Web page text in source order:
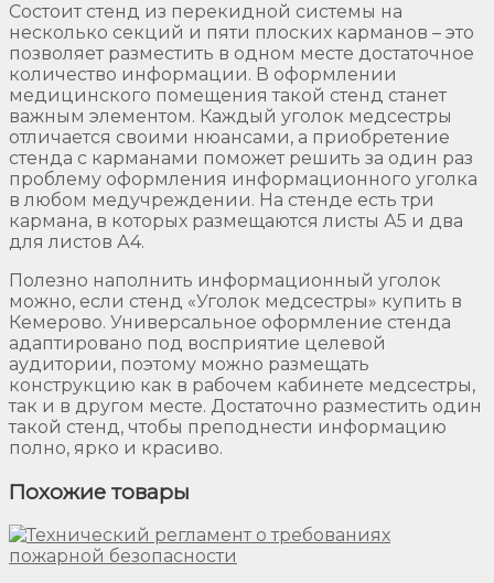
Состоит стенд из перекидной системы на
несколько секций и пяти плоских карманов – это
позволяет разместить в одном месте достаточное
количество информации. В оформлении
медицинского помещения такой стенд станет
важным элементом. Каждый уголок медсестры
отличается своими нюансами, а приобретение
стенда с карманами поможет решить за один раз
проблему оформления информационного уголка
в любом медучреждении. На стенде есть три
кармана, в которых размещаются листы А5 и два
для листов А4.
Полезно наполнить информационный уголок
можно, если стенд «Уголок медсестры» купить в
Кемерово. Универсальное оформление стенда
адаптировано под восприятие целевой
аудитории, поэтому можно размещать
конструкцию как в рабочем кабинете медсестры,
так и в другом месте. Достаточно разместить один
такой стенд, чтобы преподнести информацию
полно, ярко и красиво.
Похожие товары